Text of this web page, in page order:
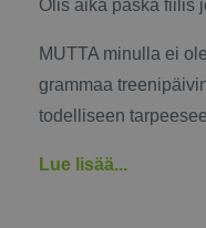
Olis aika paska fiilis
MUTTA minulla ei
grammaa
todelliseen
Lue lisää...